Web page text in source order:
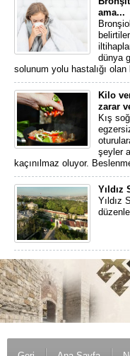
ama...
dünya
solunum yolu hastalığı
Kilo
zarar
Kış
şeyler
kaçınılmaz oluyor.
Yıldız
Yıldız